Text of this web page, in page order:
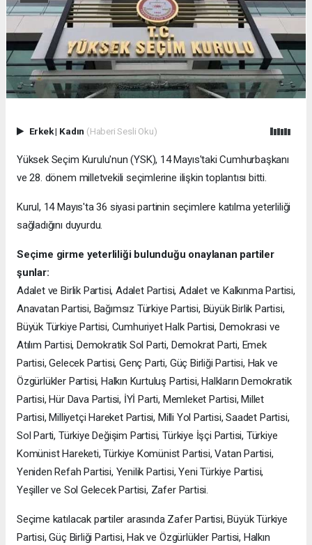
Erkek| Kadın (Haberi Sesli Oku)
Yüksek Seçim Kurulu'nun (YSK), 14 Mayıs'taki Cumhurbaşkanı
ve 28. dönem milletvekili seçimlerine ilişkin toplantısı bitti.
Kurul, 14 Mayıs'ta 36 siyasi partinin seçimlere katılma yeterliliği
sağladığını duyurdu.
Seçime girme yeterliliği bulunduğu onaylanan partiler
şunlar:
Adalet ve Birlik Partisi, Adalet Partisi, Adalet ve Kalkınma Partisi,
Anavatan Partisi, Bağımsız Türkiye Partisi, Büyük Birlik Partisi,
Büyük Türkiye Partisi, Cumhuriyet Halk Partisi, Demokrasi ve
Atılım Partisi, Demokratik Sol Parti, Demokrat Parti, Emek
Partisi, Gelecek Partisi, Genç Parti, Güç Birliği Partisi, Hak ve
Özgürlükler Partisi, Halkın Kurtuluş Partisi, Halkların Demokratik
Partisi, Hür Dava Partisi, İYİ Parti, Memleket Partisi, Millet
Partisi, Milliyetçi Hareket Partisi, Milli Yol Partisi, Saadet Partisi,
Sol Parti, Türkiye Değişim Partisi, Türkiye İşçi Partisi, Türkiye
Komünist Hareketi, Türkiye Komünist Partisi, Vatan Partisi,
Yeniden Refah Partisi, Yenilik Partisi, Yeni Türkiye Partisi,
Yeşiller ve Sol Gelecek Partisi, Zafer Partisi.
Seçime katılacak partiler arasında Zafer Partisi, Büyük Türkiye
Partisi, Güç Birliği Partisi, Hak ve Özgürlükler Partisi, Halkın